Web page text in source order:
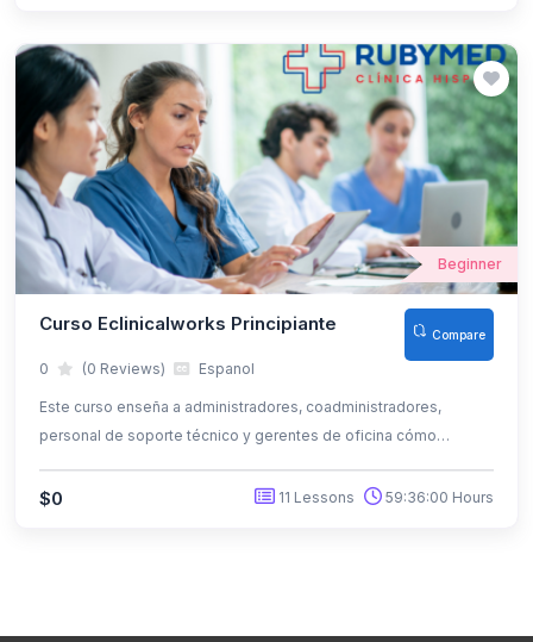
Beginner
Curso Eclinicalworks Principiante Compare
0 (0 Reviews) Espanol
Este curso enseña a administradores, coadministradores,
personal de soporte técnico y gerentes de oficina cómo
en eClinicalWorks. Aunque existen múltiples formas de realizar
$0 11 Lessons 59:36:00 Hours